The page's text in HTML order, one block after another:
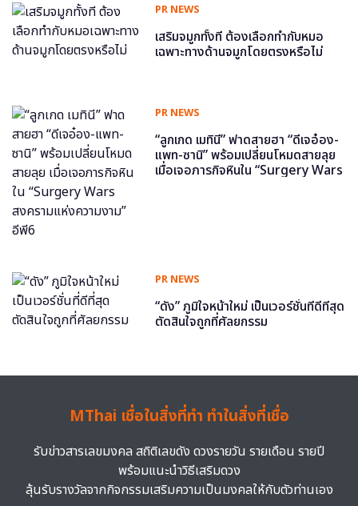
PR NEWS
เสริมจมูกทั้งที ต้องเลือกทำกับหมอ
เฉพาะทางด้านจมูกโดยตรงหรือไม่
PR NEWS
“ลูกเกด เมทินี” ฟาดสายฮา “ดีเจอ๋อง-
แพท-ซานิ” พร้อมเปลี่ยนโหมดสายลุย
เมื่อเจอภารกิจหินใน “Surgery Wars
PR NEWS
“ดัง” ภูมิใจหน้าใหม่ เป็นเวอร์ชั่นที่ดีที่สุด
ตัดสินใจถูกที่ศัลยกรรม
MThai เชื่อในสิ่งที่ทำ ทำในสิ่งที่เชื่อ
รับข่าวสารเลขมงคล สถิติเลขดัง ดวงรายวัน รายเดือน รายปี
พร้อมแนะนำวิธีเสริมดวง
ลุ้นรับรางวัลจากกิจกรรมเสริมความเป็นมงคลให้กับตัวท่านเอง